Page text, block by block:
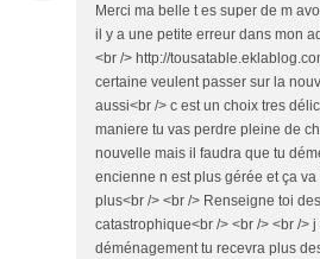
Merci ma belle t es super de m
il y a une petite erreur dans mon
<br /> http://
certaine veulent passer sur la
aussi<br /> c est un choix tres
maniere tu vas perdre pleine de
nouvelle mais il faudra que tu
encienne n est plus gérée et ça
plus<br /> <br /> Renseigne toi
catastrophique<br /> <br /> <br />
déménagement tu recevra plus